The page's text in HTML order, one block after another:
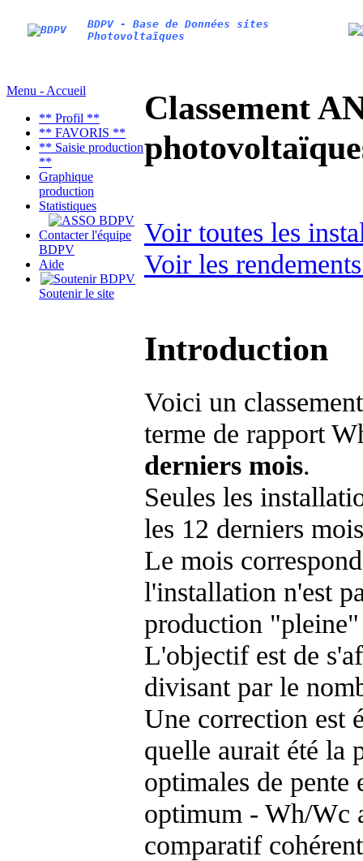
BDPV - Base de Données sites
Photovoltaïques
Menu - Accueil
** Profil **
** FAVORIS **
** Saisie production
**
Graphique
production
Statistiques
Contacter l'équipe
BDPV
Aide
Soutenir le site
Classement
Voir toutes les
Voir les
Introduction
Voici un
terme de rapport
derniers mois.
Seules les
les 12 derniers
Le mois
l'installation n'est
production "pleine"
L'objectif est de
divisant par le
Une correction est
quelle aurait été la
optimales de
optimum - Wh/Wc
comparatif